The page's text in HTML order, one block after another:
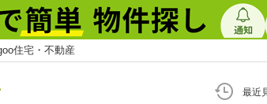
住宅・不動産
最近